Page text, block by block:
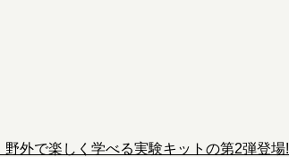
外で楽しく学べる実験キットの第2弾登場!